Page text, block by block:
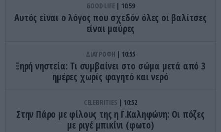
GOOD LIFE 10:59
Αυτός είναι ο λόγος που σχεδόν όλες οι βαλίτσες
είναι μαύρες
ΔΙΑΤΡΟΦΗ 10:55
Ξηρή νηστεία: Τι συμβαίνει στο σώμα μετά από 3
ημέρες χωρίς φαγητό και νερό
CELEBRITIES 10:52
Στην Πάρο με φίλους της η Γ.Καληφώνη: Οι πόζες
με ριγέ μπικίνι (φωτο)